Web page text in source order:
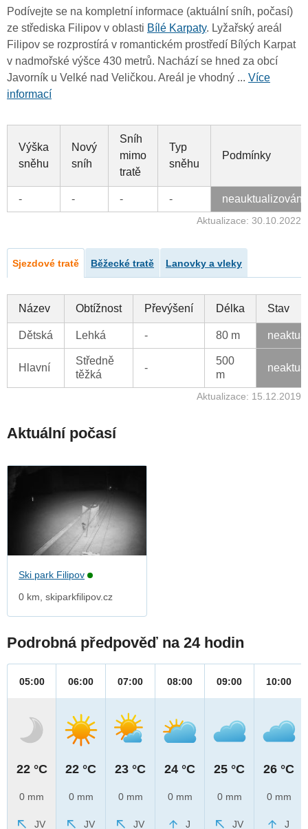
Podívejte se na kompletní informace (aktuální sníh, počasí)
ze střediska Filipov v oblasti Bílé Karpaty. Lyžařský areál
Filipov se rozprostírá v romantickém prostředí Bílých Karpat
v nadmořské výšce 430 metrů. Nachází se hned za obcí
Javorník u Velké nad Veličkou. Areál je vhodný ... Více
informací
Výška
sněhu
Nový
sníh
Sníh
mimo
tratě
Typ
sněhu
Podmínky
- - - - neauktualizováno
Aktualizace: 30.10.2022
Sjezdové tratě Běžecké tratě Lanovky a vleky
Název Obtížnost Převýšení Délka Stav
Dětská Lehká - 80 m
Hlavní
Středně
těžká
-
500
m
Aktualizace: 15.12.2019
Aktuální počasí
Ski park Filipov
0 km, skiparkfilipov.cz
Podrobná předpověď na 24 hodin
05:00
22 °C
0 mm
JV
06:00
22 °C
0 mm
JV
07:00
23 °C
0 mm
JV
08:00
24 °C
0 mm
J
09:00
25 °C
0 mm
JV
10:00
26 °C
0 mm
J